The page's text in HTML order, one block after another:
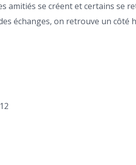
amitiés se créent et certains
échanges, on retrouve un